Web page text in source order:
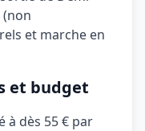
et marche en
et budget
à dès 55 € par